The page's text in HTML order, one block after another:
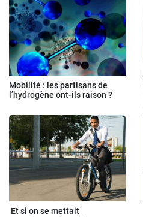
Mobilité : les partisans de
l’hydrogène ont-ils raison ?
Et si on se mettait